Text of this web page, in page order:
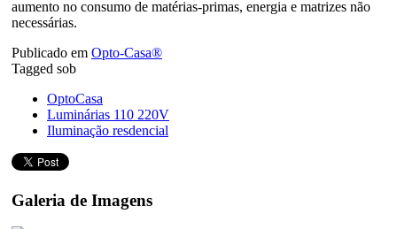
aumento no consumo de matérias-primas, energia e matrizes não
necessárias.
Publicado em Opto-Casa®
Tagged sob
OptoCasa
Luminárias 110 220V
Iluminação resdencial
Galeria de Imagens